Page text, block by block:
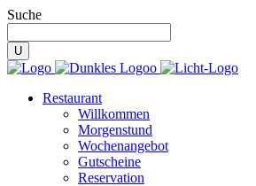
Suche
Restaurant
Willkommen
Morgenstund
Wochenangebot
Gutscheine
Reservation